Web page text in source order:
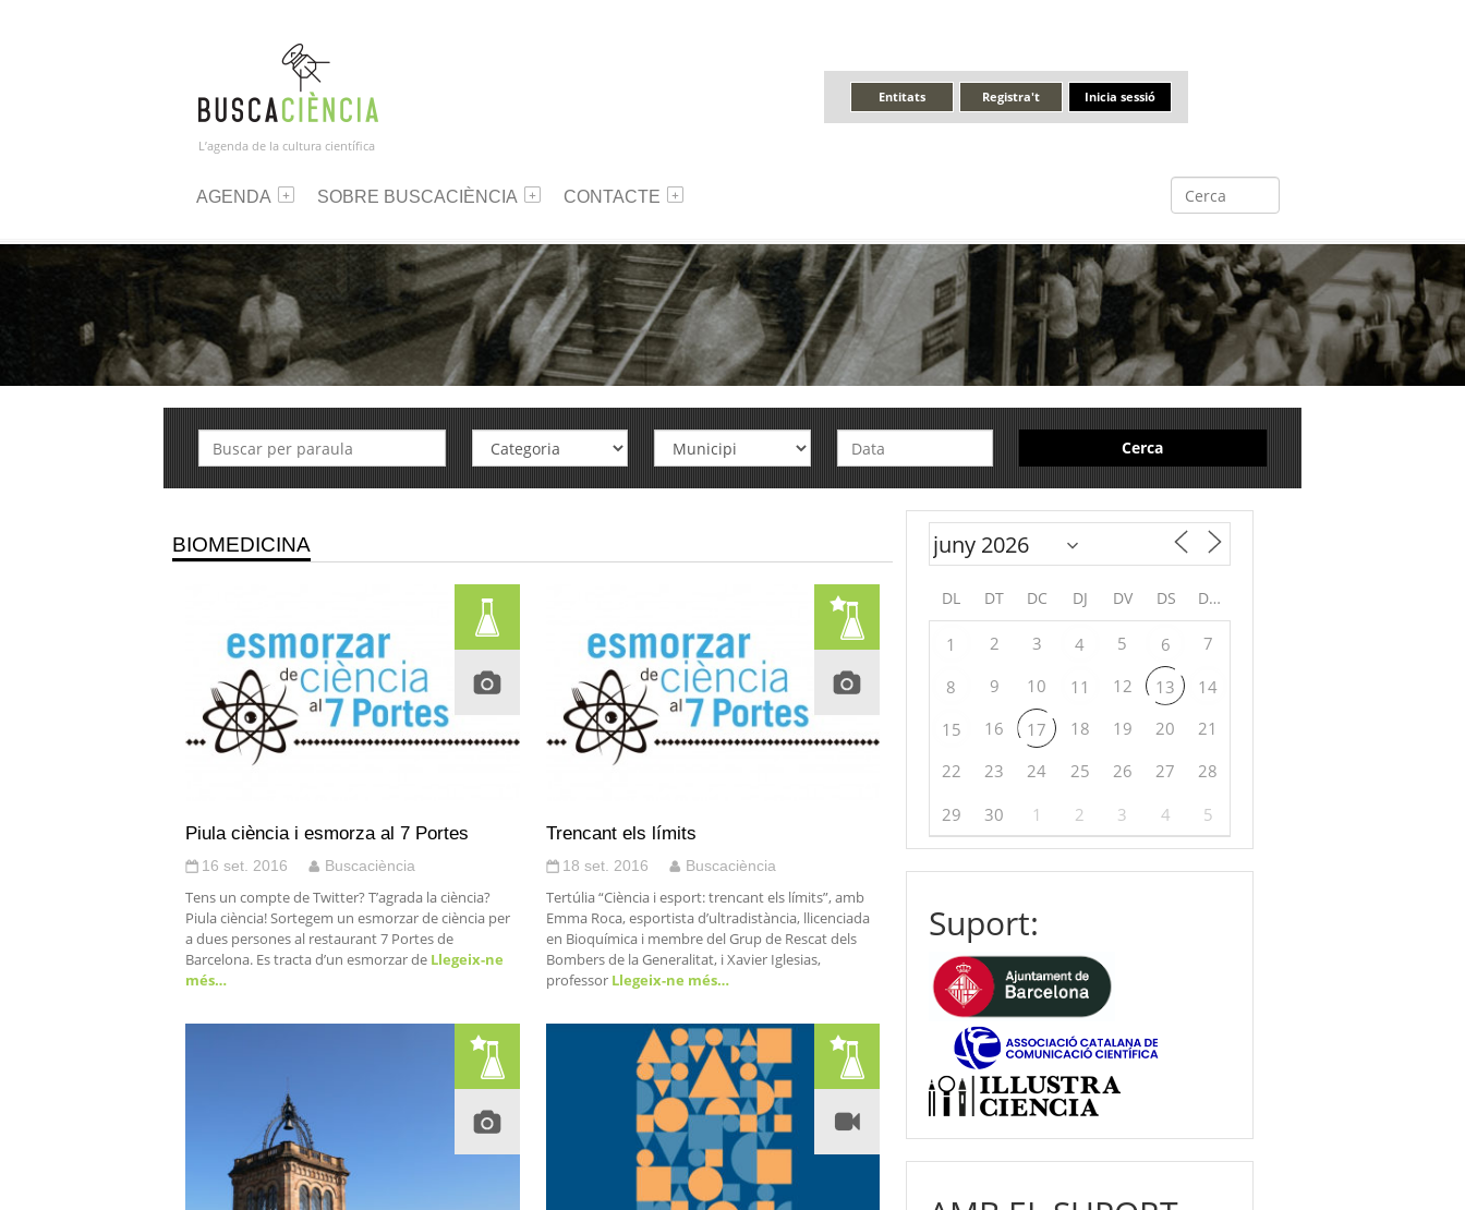
L’agenda de la cultura científica
Inicia sessió
Registra't
Entitats
AGENDA SOBRE BUSCACIÈNCIA CONTACTE
Cerca
BIOMEDICINA
Piula ciència i esmorza al 7 Portes
16 set. 2016 Buscaciència
Tens un compte de Twitter? T’agrada la ciència?
Piula ciència! Sortegem un esmorzar de ciència per
a dues persones al restaurant 7 Portes de
Barcelona. Es tracta d’un esmorzar de Llegeix-ne
més…
Trencant els límits
18 set. 2016 Buscaciència
Tertúlia “Ciència i esport: trencant els límits”, amb
Emma Roca, esportista d’ultradistància, llicenciada
en Bioquímica i membre del Grup de Rescat dels
Bombers de la Generalitat, i Xavier Iglesias,
professorLlegeix-ne més…
DL DT DC DJ DV DS DG
1 2 3 4 5 6 7
8 9 10 11 12 13
14
15
16 17 18 19 20
21
22
23 24 25 26 27
28
29
30 1 2 3 4 5
Suport: